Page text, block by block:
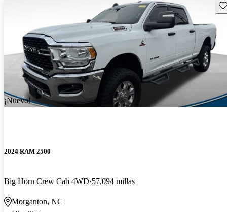
¡Nuevo!
2024 RAM 2500
Big Horn Crew Cab 4WD 57,094 millas
Morganton, NC